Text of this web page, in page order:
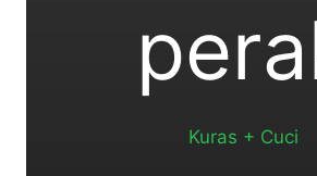
Kuras + Cuci